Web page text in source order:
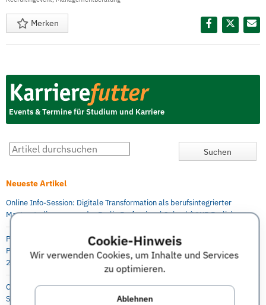
Cookie-Hinweis
Wir verwenden Cookies, um Inhalte und Services
zu optimieren.
Ablehnen
Merken
Events & Termine für Studium und Karriere
Neueste Artikel
Online Info-Session: Digitale Transformation als berufsintegrierter
Masterstudiengang an der Berlin Professional School (HWR Berlin)
P&G Future Female Leaders Event für Studentinnen und Absolventinnen –
Praktika, Abschlussarbeit und Direkteinstieg möglich, 5.-6. Oktober
2021, online
Capgemini Invent: Virtueller Karriere Workshop in Digital Engineering für
Studenten, Absolventen, Doktoranden, Young Professionals 29.